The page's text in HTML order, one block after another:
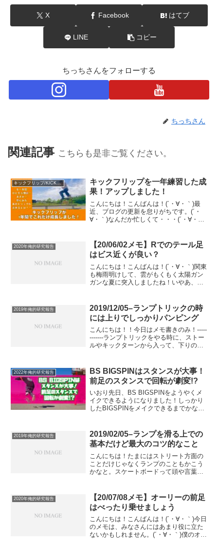
X Facebook はてブ
LINE コピー
ちっちさんをフォローする
ちっちさん
関連記事 こちらも是非ご覧ください。
キックフリップ/KICKFLIP
キックフリップを一年練習した成
果！アップしました！
こんにちは！こんばんは！(´・∀・｀)最
近、ブログの更新を怠りがちです。(´・
∀・｀)なんだか忙しくて・・・(´・∀・｀)
クフリップを一年練習した成果！」で
す。こ...
2020年俺的研究報告
【20/06/02メモ】Rでのテール足
はビス近くが良い？
こんにちは！こんばんは！(´・∀・｀)関東
も梅雨明けして、雲がもくもく太陽ガン
ガンな夏に突入しましたね！いやあ、暑
て！最近更新サボり気味です(´・∀・｀)早
く過去の...
2019年俺的研究報告
2019/12/05–ランプトリックの時
には上りでしっかりパンピング
こんにちは！！今日はメモ書きのみ！-----
-------ランプトリックをやる時に、ストー
ルやキックターンから入って、下りの勢
が飛べなかったり、ハンドプラントでコ
ーピン...
2022年俺的研究報告
BS BIGSPINはスタンスが大事！
前足のスタンスで回転が劇変!?
いおり先日、BS BIGSPINをようやくメ
イクできるようになりました！しっかり
したBIGSPINをメイクできるまでかなり
の、板が浮かなくて、ノーズが地面にぶ
つかったり...
2019年俺的研究報告
2019/02/05–ランプを滑る上での
基本だけど最大のコツ的なこと
こんにちは！たまにはストリート方面の
ことだけじゃなくランプのこともかこう
かなと。スケートボードって頭や言葉で
とこなくてイメージする理想のことがで
きないって良くあると思い...
2020年俺的研究報告
【20/07/08メモ】オーリーの前足
はべったり乗せましょう
こんにちは！こんばんは！(´・∀・｀)今日
のメモは、みなさんにはあまり役に立た
ないかもしれません。(´・∀・｀)僕のオー